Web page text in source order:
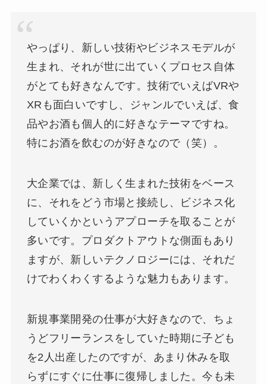
やっぱり、新しい技術やビジネスモデルが
生まれ、それが世に出ていくプロセス自体
がとても好きなんです。技術でいえばVRや
XRも面白いですし、ジャンルでいえば、食
品やお酒も個人的に好きなテーマですね。
特にお酒を飲むのが好きなので（笑）。
大企業では、新しく生まれた技術をベース
に、それをどう市場と接続し、ビジネス化
していくかというアプローチを取ることが
多いです。プロダクトアウトな側面もあり
ますが、新しいテクノロジーには、それだ
けでわくわくするような魅力もあります。
新規事業開発の仕事が大好きなので、ちょ
うどフリーランスをしていた時期に子ども
を2人出産したのですが、あまり休みを取
らずにすぐに仕事に復帰しました。今も未